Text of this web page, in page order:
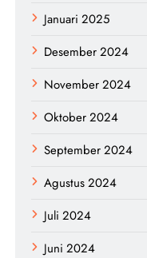
Januari 2025
Desember 2024
November 2024
Oktober 2024
September 2024
Agustus 2024
Juli 2024
Juni 2024